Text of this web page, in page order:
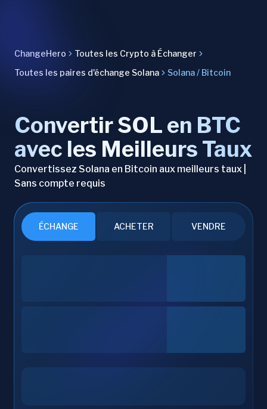
ChangeHero
Toutes les Crypto à Échanger
Toutes les paires d'échange Solana
Solana / Bitcoin
Convertir SOL en BTC
avec les Meilleurs Taux
Convertissez Solana en Bitcoin aux meilleurs taux |
Sans compte requis
ÉCHANGE ACHETER VENDRE